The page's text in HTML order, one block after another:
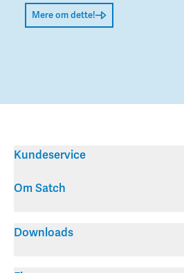
Mere om dette!
Kundeservice
Om Satch
Downloads